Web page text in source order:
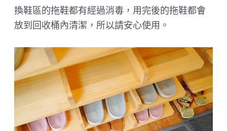
換鞋區的拖鞋都有經過消毒，用完後的拖鞋都會
放到回收桶內清潔，所以請安心使用。